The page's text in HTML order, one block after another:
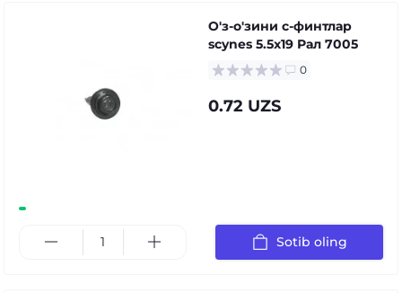
О'з-о'зини с-финтлар
scynes 5.5x19 Рал 7005
0
0.72 UZS
Sotib oling